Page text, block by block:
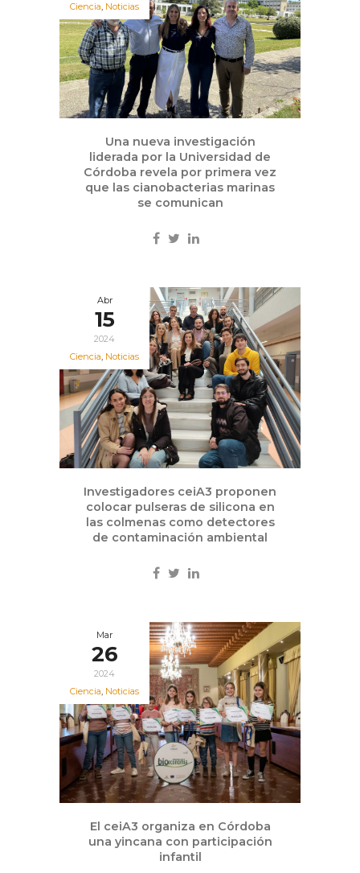
Ciencia, Noticias
Una nueva investigación
liderada por la Universidad de
Córdoba revela por primera vez
que las cianobacterias marinas
se comunican
Abr
15
2024
Ciencia, Noticias
Investigadores ceiA3 proponen
colocar pulseras de silicona en
las colmenas como detectores
de contaminación ambiental
Mar
26
2024
Ciencia, Noticias
El ceiA3 organiza en Córdoba
una yincana con participación
infantil